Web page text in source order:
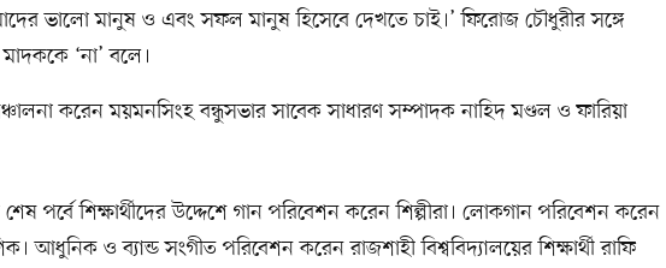
ভালো মানুষ ও এবং সফল মানুষ হিসেবে দেখতে চাই।’ ফিরোজ চৌধুরীর সঙ্গে
মাদককে ‘না’ বলে।
করেন ময়মনসিংহ বন্ধুসভার সাবেক সাধারণ সম্পাদক নাহিদ মণ্ডল ও ফারিয়া
শেষ পর্বে শিক্ষার্থীদের উদ্দেশে গান পরিবেশন করেন শিল্পীরা। লোকগান পরিবেশন করেন
আধুনিক ও ব্যান্ড সংগীত পরিবেশন করেন রাজশাহী বিশ্ববিদ্যালয়ের শিক্ষার্থী রাফি